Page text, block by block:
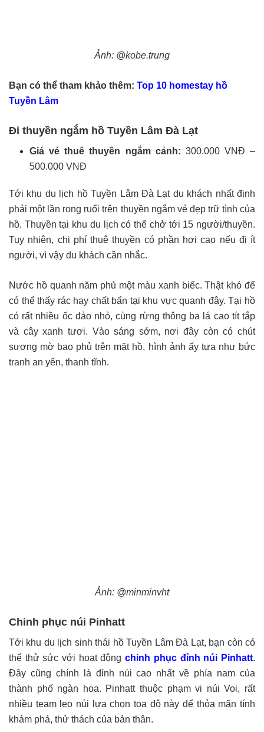
Ảnh: @kobe.trung
Bạn có thể tham khảo thêm: Top 10 homestay hồ
Tuyền Lâm
Đi thuyền ngắm hồ Tuyền Lâm Đà Lạt
Giá vé thuê thuyền ngắm cảnh: 300.000 VNĐ –
500.000 VNĐ
Tới khu du lịch hồ Tuyền Lâm Đà Lạt du khách nhất định
phải một lần rong ruổi trên thuyền ngắm vẻ đẹp trữ tình của
hồ. Thuyền tại khu du lịch có thể chở tới 15 người/thuyền.
Tuy nhiên, chi phí thuê thuyền có phần hơi cao nếu đi ít
người, vì vậy du khách cần nhắc.
Nước hồ quanh năm phủ một màu xanh biếc. Thật khó để
có thể thấy rác hay chất bẩn tại khu vực quanh đây. Tại hồ
có rất nhiều ốc đảo nhỏ, cùng rừng thông ba lá cao tít tắp
và cây xanh tươi. Vào sáng sớm, nơi đây còn có chút
sương mờ bao phủ trên mặt hồ, hình ảnh ấy tựa như bức
tranh an yên, thanh tĩnh.
Ảnh: @minminvht
Chinh phục núi Pinhatt
Tới khu du lịch sinh thái hồ Tuyền Lâm Đà Lạt, bạn còn có
thể thử sức với hoạt độngchinh phục đỉnh núi Pinhatt.
Đây cũng chính là đỉnh núi cao nhất về phía nam của
thành phố ngàn hoa. Pinhatt thuộc phạm vi núi Voi, rất
nhiều team leo núi lựa chọn tọa độ này để thỏa mãn tính
khám phá, thử thách của bản thân.